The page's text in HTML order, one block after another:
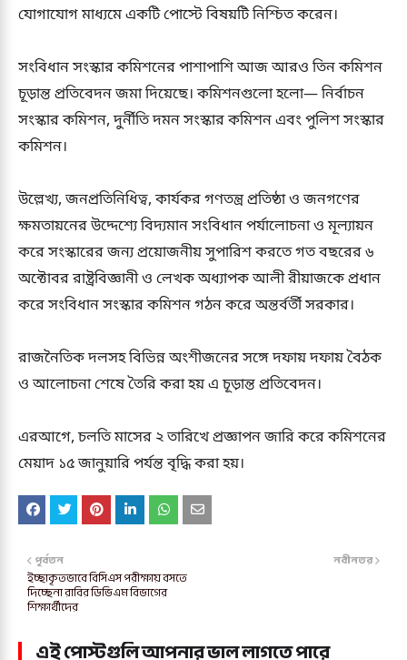
যোগাযোগ মাধ্যমে একটি পোস্টে বিষয়টি নিশ্চিত করেন।
সংবিধান সংস্কার কমিশনের পাশাপাশি আজ আরও তিন কমিশন
চূড়ান্ত প্রতিবেদন জমা দিয়েছে। কমিশনগুলো হলো— নির্বাচন
সংস্কার কমিশন, দুর্নীতি দমন সংস্কার কমিশন এবং পুলিশ সংস্কার
কমিশন।
উল্লেখ্য, জনপ্রতিনিধিত্ব, কার্যকর গণতন্ত্র প্রতিষ্ঠা ও জনগণের
ক্ষমতায়নের উদ্দেশ্যে বিদ্যমান সংবিধান পর্যালোচনা ও মূল্যায়ন
করে সংস্কারের জন্য প্রয়োজনীয় সুপারিশ করতে গত বছরের ৬
অক্টোবর রাষ্ট্রবিজ্ঞানী ও লেখক অধ্যাপক আলী রীয়াজকে প্রধান
করে সংবিধান সংস্কার কমিশন গঠন করে অন্তর্বর্তী সরকার।
রাজনৈতিক দলসহ বিভিন্ন অংশীজনের সঙ্গে দফায় দফায় বৈঠক
ও আলোচনা শেষে তৈরি করা হয় এ চূড়ান্ত প্রতিবেদন।
এরআগে, চলতি মাসের ২ তারিখে প্রজ্ঞাপন জারি করে কমিশনের
মেয়াদ ১৫ জানুয়ারি পর্যন্ত বৃদ্ধি করা হয়।
নবীনতর
পূর্বতন
ইচ্ছাকৃতভাবে বিসিএস পরীক্ষায় বসতে
দিচ্ছেনা রাবির ডিভিএম বিভাগের
শিক্ষার্থীদের
এই পোস্টগুলি আপনার ভাল লাগতে পারে